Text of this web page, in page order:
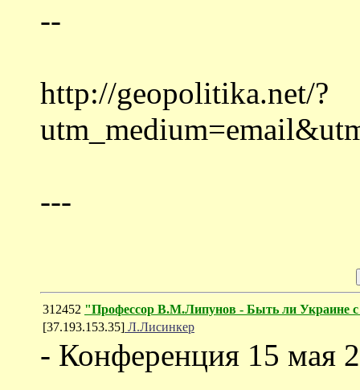
--
http://geopolitika.net/?
---
312452 "Профессор В.М.Липунов - Быть ли Украине с
[37.193.153.35] Л.Лисинкер
- Конференция 15 мая